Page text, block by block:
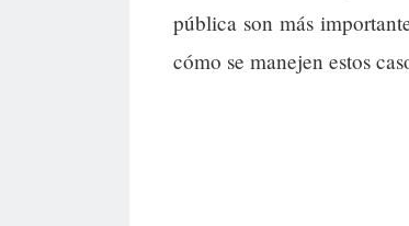
pública son más
cómo se manejen estos